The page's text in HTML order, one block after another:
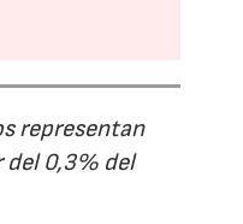
representan
0,3% del